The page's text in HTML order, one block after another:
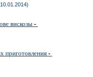
вискозы -
приготовления -